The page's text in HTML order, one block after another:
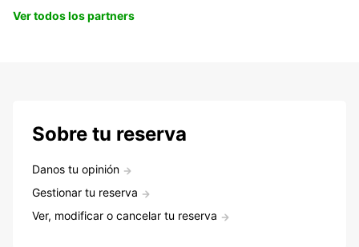
Ver todos los partners
Sobre tu reserva
Danos tu opinión
Gestionar tu reserva
Ver, modificar o cancelar tu reserva